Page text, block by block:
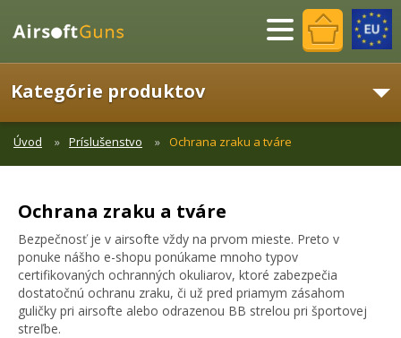
Menu
Kategórie produktov
Úvod Príslušenstvo Ochrana zraku a tváre
Ochrana zraku a tváre
Bezpečnosť je v airsofte vždy na prvom mieste. Preto v
ponuke nášho e-shopu ponúkame mnoho typov
certifikovaných ochranných okuliarov, ktoré zabezpečia
dostatočnú ochranu zraku, či už pred priamym zásahom
guličky pri airsofte alebo odrazenou BB strelou pri športovej
streľbe.